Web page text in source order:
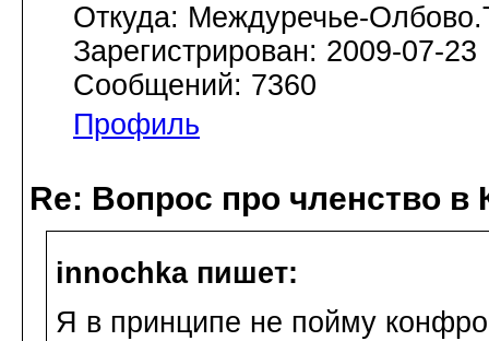
Откуда: Междуречье-
Зарегистрирован: 2009-07-23
Сообщений: 7360
Профиль
Re: Вопрос про членство в
innochka пишет:
Я в принципе не пойму